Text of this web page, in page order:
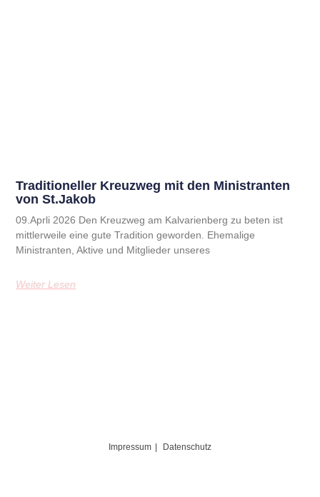
Traditioneller Kreuzweg mit den Ministranten
von St.Jakob
09.Aprli 2026 Den Kreuzweg am Kalvarienberg zu beten ist
mittlerweile eine gute Tradition geworden. Ehemalige
Ministranten, Aktive und Mitglieder unseres
Weiter Lesen
Impressum Datenschutz